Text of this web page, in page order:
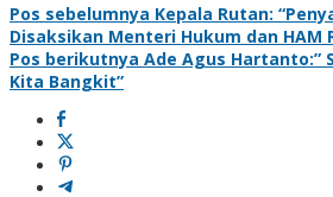
Pos sebelumnya Kepala Rutan:
Disaksikan Menteri Hukum dan HAM
Pos berikutnya Ade Agus Hartanto:”
Kita Bangkit”